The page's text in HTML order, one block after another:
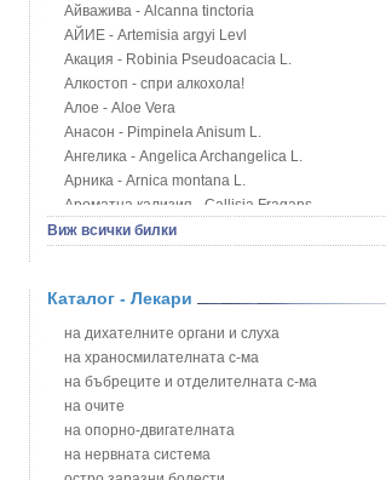
Айважива - Alcanna tinctoria
АЙИЕ - Artemisia argyi Levl
Акация - Robinia Pseudoacacia L.
Алкостоп - спри алкохола!
Алое - Aloe Vera
Анасон - Pimpinela Anisum L.
Ангелика - Angelica Archangelica L.
Арника - Arnica montana L.
Ароматна кализия - Callisia Fragans
Арония - Sorbus melanocorpa
Блатен аир - Acorus calamus L.
Блатен тъжник - Spirea ulmaria L.
Блян
Бобови шушулки - Phaseolus Vulgaris L.
Божур - Paeonia Decora
Борови връхчета - Pinus sylvestris
Босилек - Ocimum Basillicum
Брей - Tamus Communis
Виж всички билки
Каталог - Лекари
на дихателните органи и слуха
на храносмилателната с-ма
на бъбреците и отделителната с-ма
на очите
на опорно-двигателната
на нервната система